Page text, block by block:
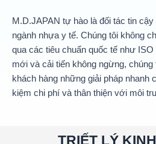
M.D.JAPAN tự hào là đối tác tin
ngành nhựa y tế. Chúng tôi không
qua các tiêu chuẩn quốc tế như
mới và cải tiến không ngừng,
khách hàng những giải pháp nhanh
kiệm chi phí và thân thiện với môi
TRIẾT LÝ